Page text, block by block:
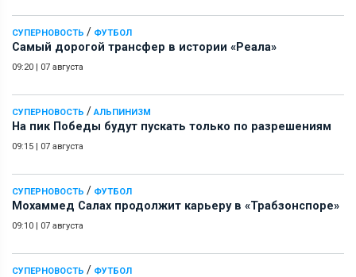
СУПЕРНОВОСТЬ / ФУТБОЛ
Самый дорогой трансфер в истории «Реала»
09:20 | 07 августа
СУПЕРНОВОСТЬ / АЛЬПИНИЗМ
На пик Победы будут пускать только по разрешениям
09:15 | 07 августа
СУПЕРНОВОСТЬ / ФУТБОЛ
Мохаммед Салах продолжит карьеру в «Трабзонспоре»
09:10 | 07 августа
СУПЕРНОВОСТЬ / ФУТБОЛ